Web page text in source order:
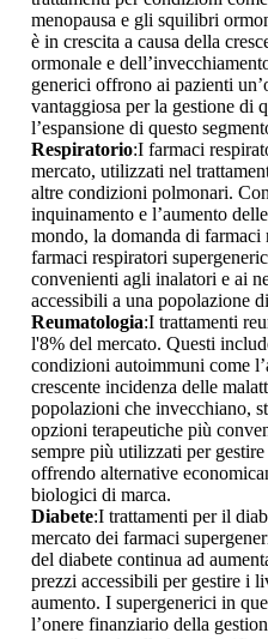
menopausa e gli squilibri
è in crescita a causa della
ormonale e
generici offrono ai pazienti
vantaggiosa per la gestione di
l’espansione di questo
Respiratorio:I farmaci
mercato, utilizzati nel
altre condizioni polmonari.
inquinamento e l’aumento
mondo, la domanda di farmaci
farmaci respiratori
convenienti agli inalatori e ai
accessibili a una popolazione
Reumatologia:I trattamenti
l'8% del mercato. Questi
condizioni autoimmuni come
crescente incidenza delle
popolazioni che invecchiano,
opzioni terapeutiche più
sempre più utilizzati per
offrendo alternative
biologici di marca.
Diabete:I trattamenti per il
mercato dei farmaci
del diabete continua ad
prezzi accessibili per gestire i
aumento. I supergenerici in
l’onere finanziario della